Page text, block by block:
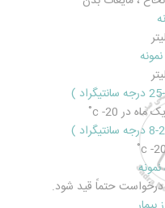
درخواست حتماً قید شود.